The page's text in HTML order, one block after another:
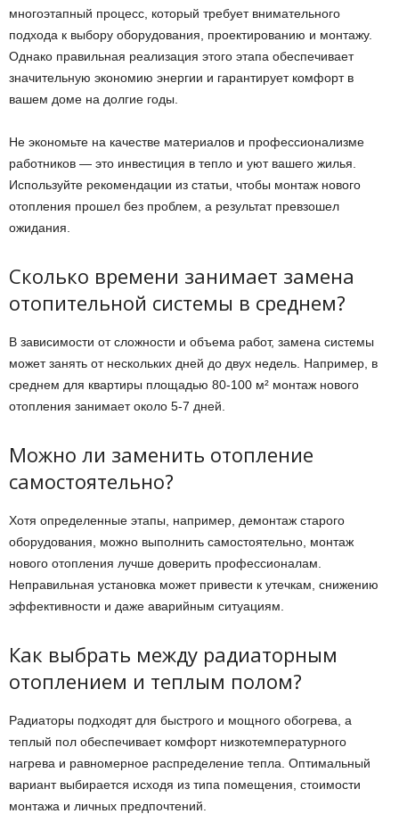
многоэтапный процесс, который требует внимательного
подхода к выбору оборудования, проектированию и монтажу.
Однако правильная реализация этого этапа обеспечивает
значительную экономию энергии и гарантирует комфорт в
вашем доме на долгие годы.
Не экономьте на качестве материалов и профессионализме
работников — это инвестиция в тепло и уют вашего жилья.
Используйте рекомендации из статьи, чтобы монтаж нового
отопления прошел без проблем, а результат превзошел
ожидания.
Сколько времени занимает замена
отопительной системы в среднем?
В зависимости от сложности и объема работ, замена системы
может занять от нескольких дней до двух недель. Например, в
среднем для квартиры площадью 80-100 м² монтаж нового
отопления занимает около 5-7 дней.
Можно ли заменить отопление
самостоятельно?
Хотя определенные этапы, например, демонтаж старого
оборудования, можно выполнить самостоятельно, монтаж
нового отопления лучше доверить профессионалам.
Неправильная установка может привести к утечкам, снижению
эффективности и даже аварийным ситуациям.
Как выбрать между радиаторным
отоплением и теплым полом?
Радиаторы подходят для быстрого и мощного обогрева, а
теплый пол обеспечивает комфорт низкотемпературного
нагрева и равномерное распределение тепла. Оптимальный
вариант выбирается исходя из типа помещения, стоимости
монтажа и личных предпочтений.